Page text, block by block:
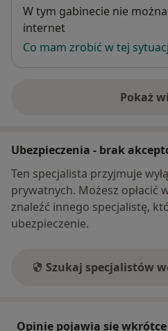
Dostępność
W tym gabinecie nie
internet
Co mam zrobić w tej
Pokażo
Ubezpieczenia - brak
Ten specjalista przyjmuje
prywatnych. Możesz opłacić
znaleźć innego specjalistę,
ubezpieczenie.
Szukaj specjalistów
Opinie pojawią się wkrótce